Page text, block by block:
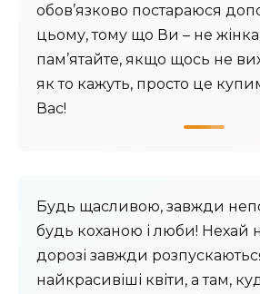
обов’язково постараюся
цьому, тому що Ви – не жінка,
пам’ятайте, якщо щось не
як то кажуть, просто це
Вас!
Будь щасливою, завжди
будь коханою і люби! Нехай
дорозі завжди
найкрасивіші квіти, а там,